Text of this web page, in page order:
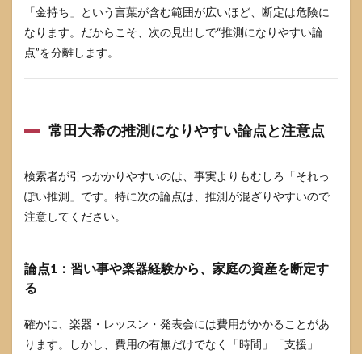
「金持ち」という言葉が含む範囲が広いほど、断定は危険に
なります。だからこそ、次の見出しで“推測になりやすい論
点”を分離します。
常田大希の推測になりやすい論点と注意点
検索者が引っかかりやすいのは、事実よりもむしろ「それっ
ぽい推測」です。特に次の論点は、推測が混ざりやすいので
注意してください。
論点1：習い事や楽器経験から、家庭の資産を断定す
る
確かに、楽器・レッスン・発表会には費用がかかることがあ
ります。しかし、費用の有無だけでなく「時間」「支援」